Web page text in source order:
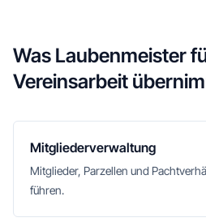
Was Laubenmeister
Vereinsarbeit
Mitgliederverwaltung
Mitglieder, Parzellen und
führen.